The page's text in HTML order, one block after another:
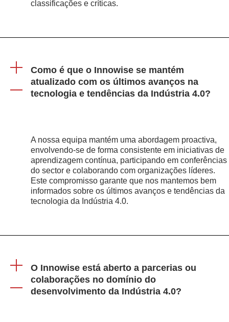
classificações e críticas.
Como é que o Innowise se mantém
atualizado com os últimos avanços na
tecnologia e tendências da Indústria 4.0?
A nossa equipa mantém uma abordagem proactiva,
envolvendo-se de forma consistente em iniciativas de
aprendizagem contínua, participando em conferências
do sector e colaborando com organizações líderes.
Este compromisso garante que nos mantemos bem
informados sobre os últimos avanços e tendências da
tecnologia da Indústria 4.0.
O Innowise está aberto a parcerias ou
colaborações no domínio do
desenvolvimento da Indústria 4.0?